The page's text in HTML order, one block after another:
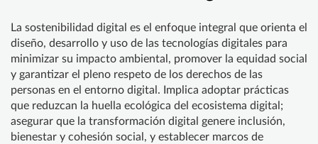
La sostenibilidad digital es el enfoque integral que orienta el
diseño, desarrollo y uso de las tecnologías digitales para
minimizar su impacto ambiental, promover la equidad social
y garantizar el pleno respeto de los derechos de las
personas en el entorno digital. Implica adoptar prácticas
que reduzcan la huella ecológica del ecosistema digital;
asegurar que la transformación digital genere inclusión,
bienestar y cohesión social, y establecer marcos de